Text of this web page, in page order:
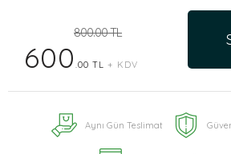
800.00 TL
600 .00 TL + KDV
Aynı Gün Teslimat